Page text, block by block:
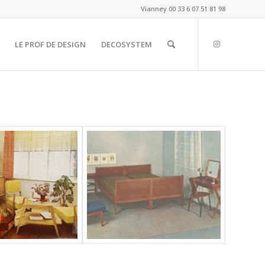
Vianney 00 33 6 07 51 81 98
LE PROF DE DESIGN DECOSYSTEM